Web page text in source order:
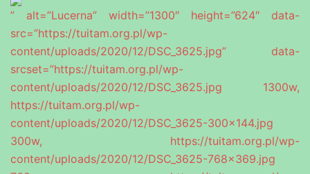
” alt=”Lucerna” width=”1300″ height=”624″ data-
src=”https://tuitam.org.pl/wp-
content/uploads/2020/12/DSC_3625.jpg” data-
srcset=”https://tuitam.org.pl/wp-
content/uploads/2020/12/DSC_3625.jpg 1300w,
https://tuitam.org.pl/wp-
content/uploads/2020/12/DSC_3625-300×144.jpg
300w, https://tuitam.org.pl/wp-
content/uploads/2020/12/DSC_3625-768×369.jpg